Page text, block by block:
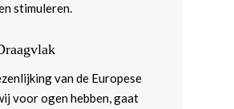
stimuleren.
van de Europese
voor ogen hebben, gaat